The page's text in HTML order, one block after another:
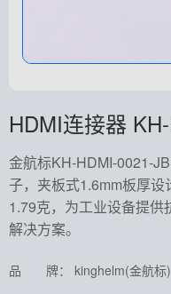
HDMI连接器
金航标KH-HDMI-0021-
子，夹板式1.6mm板厚
1.79克，为工业设备提供
解决方案。
品 牌： kinghelm(金航标)